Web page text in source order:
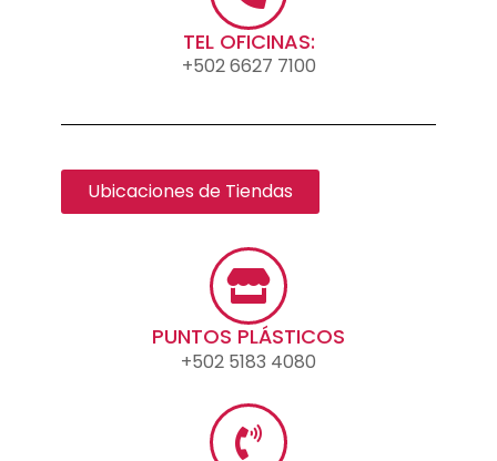
TEL OFICINAS:
+502 6627 7100
Ubicaciones de Tiendas
PUNTOS PLÁSTICOS
+502 5183 4080